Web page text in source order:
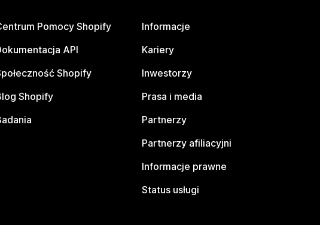
Pomocy Shopify
API
Shopify
Shopify
Informacje
Kariery
Inwestorzy
Prasa i media
Partnerzy
Partnerzy afiliacyjni
Informacje prawne
Status usługi